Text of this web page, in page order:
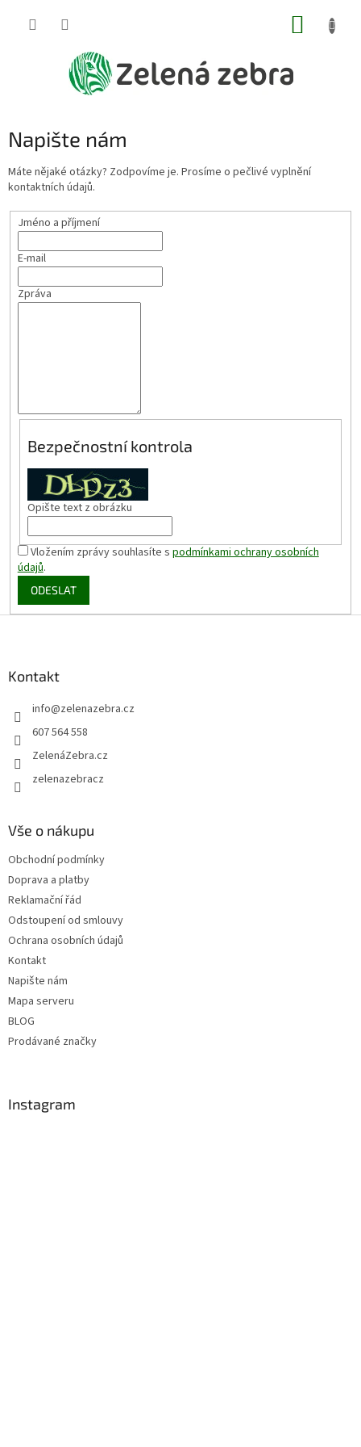
Napište nám
Máte nějaké otázky? Zodpovíme je. Prosíme o pečlivé vyplnění
kontaktních údajů.
Jméno a příjmení
E-mail
Zpráva
Bezpečnostní kontrola
Opište text z obrázku
Vložením zprávy souhlasíte s podmínkami ochrany osobních
údajů.
ODESLAT
Kontakt
info@zelenazebra.cz
607 564 558
ZelenáZebra.cz
zelenazebracz
Vše o nákupu
Obchodní podmínky
Doprava a platby
Reklamační řád
Odstoupení od smlouvy
Ochrana osobních údajů
Kontakt
Napište nám
Mapa serveru
BLOG
Prodávané značky
Instagram